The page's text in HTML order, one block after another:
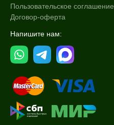
Пользовательское соглашение
Договор-оферта
Напишите нам: